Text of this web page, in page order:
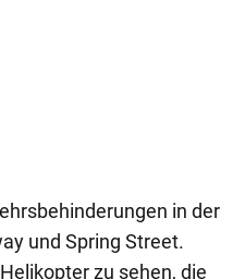
in der
und Spring Street.
zu sehen, die